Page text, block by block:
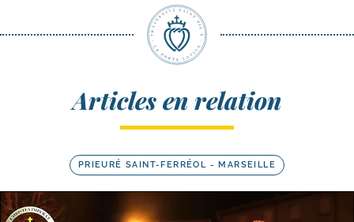
Articles en relation
PRIEURÉ SAINT-FERRÉOL - MARSEILLE